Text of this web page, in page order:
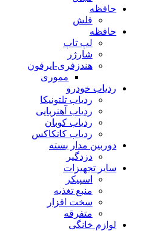
حافظه
فلش
حافظه
لپ تاپ
شارژر
هندزفری-ایرفون
مموری
ردیاب خودرو
ردیاب تلتونیکا
ردیاب آهنربایی
ردیاب کوبان
ردیاب کانکاکس
دوربین مدار بسته
دزدگیر
سایر تجهیزات
اسپیکر
منبع تغذیه
سخت افزار
متفرقه
لوازم خانگی